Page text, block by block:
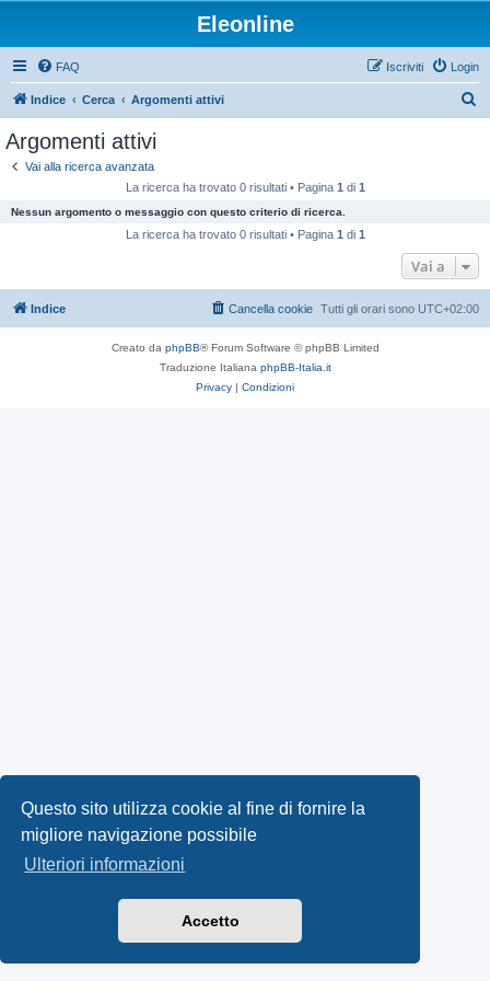
Questo sito utilizza cookie al fine di fornire la
migliore navigazione possibile
Ulteriori informazioni
Accetto
Eleonline
FAQ Login
Iscriviti
Indice Cerca Argomenti attivi
Argomenti attivi
Vai alla ricerca avanzata
La ricerca ha trovato 0 risultati • Pagina 1 di 1
Nessun argomento o messaggio con questo criterio di ricerca.
La ricerca ha trovato 0 risultati • Pagina 1 di 1
Vai a
Indice Tutti gli orari sono UTC+02:00
Cancella cookie
Creato da phpBB® Forum Software © phpBB Limited
Traduzione Italiana phpBB-Italia.it
Privacy | Condizioni